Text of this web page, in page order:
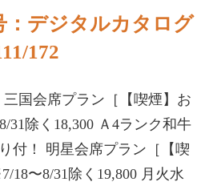
：デジタルカタログ
172
国会席プラン［【喫煙】お
31除く18,300 Ａ4ランク和牛
付！ 明星会席プラン［【喫
18〜8/31除く19,800 月火水